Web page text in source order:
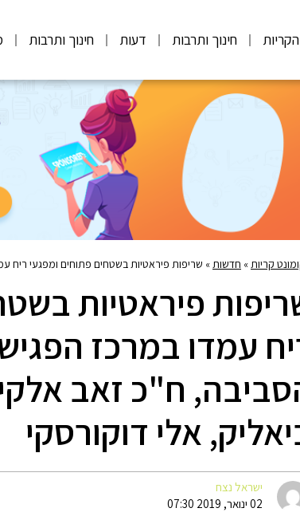
חינוך ותרבות דעות חינוך ותרבות
קריות » חדשות » שריפות פיראטיות בשטחים פתוחים ומפגעי ריח
פיראטיות
עמדו במרכז
ח"כ זאב
אלי דוקורסקי
ישראל נצח
02 ינואר, 2019 07:30